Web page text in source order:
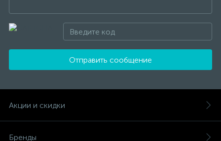
Отправить сообщение
Акции и скидки
Бренды